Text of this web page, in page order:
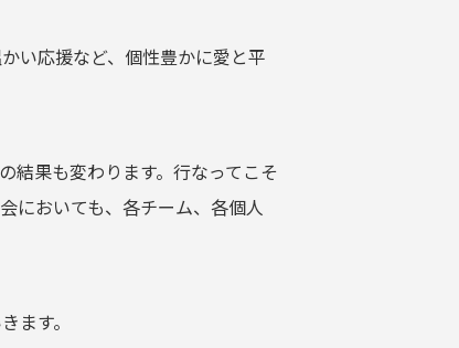
い応援など、個性豊かに愛と平
結果も変わります。行なってこそ
においても、各チーム、各個人
ます。